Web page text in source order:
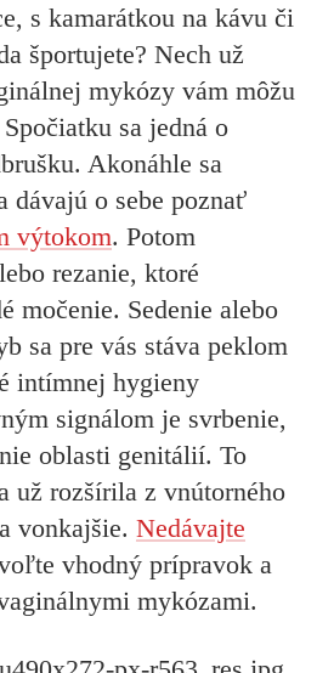
s kamarátkou na kávu či
športujete? Nech už
mykózy vám môžu
sa jedná o
Akonáhle sa
dávajú o sebe poznať
výtokom. Potom
rezanie, ktoré
močenie. Sedenie alebo
sa pre vás stáva peklom
intímnej hygieny
signálom je svrbenie,
oblasti genitálií. To
už rozšírila z vnútorného
vonkajšie. Nedávajte
vhodný prípravok a
mykózami.